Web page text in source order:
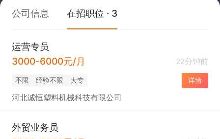
公司信息 在招职位 · 3
运营专员
3000-6000元/月
22分钟前
不限 经验不限 大专 详情
河北诚恒塑料机械科技有限公司
外贸业务员